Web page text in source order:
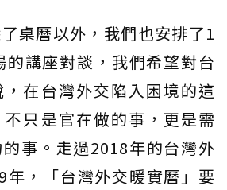
桌曆以外，我們也安排了1
講座對談，我們希望對台
在台灣外交陷入困境的這
只是官在做的事，更是需
事。走過2018年的台灣外
年，「台灣外交暖實曆」要